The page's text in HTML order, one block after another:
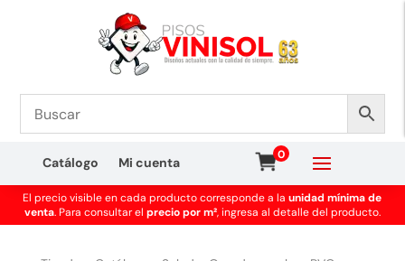
Catálogo Mi cuenta
0
El precio visible en cada producto corresponde a launidad mínima de
venta. Para consultar el precio por m², ingresa al detalle del producto.